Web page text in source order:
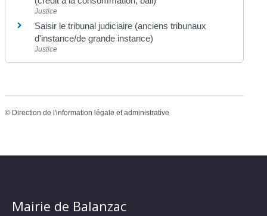
Justice
Saisir le tribunal judiciaire (anciens tribunaux
d'instance/de grande instance)
Justice
© Direction de l'information légale et administrative
Mairie de Balanzac